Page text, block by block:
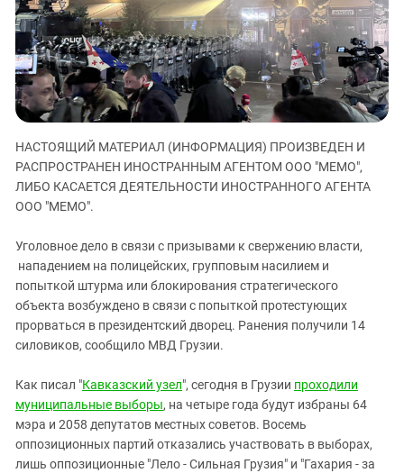
ЗАСТАВЛЯЕТ
КАВКАЗ ЗА ПАЛЕСТИНУ
ИНАКОМЫСЛИЕ В ЧЕЧНЕ
ПРЕСЛЕДОВАНИЕ АКТИВИСТОВ
МОБИЛИЗАЦИЯ И ПРОТЕСТЫ
Дагестан
Ингушетия
Кабардино-Балкария
Калмыкия
Карачаево-Черкесия
Краснодарский край
Нагорный Карабах
Российская Федерация
Северная Осетия - Алания
СКФО
Ставропольский край
Чечня
Южная Осетия
Южный Кавказ
ЮФО
НАСТОЯЩИЙ МАТЕРИАЛ (ИНФОРМАЦИЯ) ПРОИЗВЕДЕН И
РАСПРОСТРАНЕН ИНОСТРАННЫМ АГЕНТОМ ООО "МЕМО",
ЛИБО КАСАЕТСЯ ДЕЯТЕЛЬНОСТИ ИНОСТРАННОГО АГЕНТА
ООО "МЕМО".
Уголовное дело в связи с призывами к свержению власти,
нападением на полицейских, групповым насилием и
попыткой штурма или блокирования стратегического
объекта возбуждено в связи с попыткой протестующих
прорваться в президентский дворец. Ранения получили 14
силовиков, сообщило МВД Грузии.
Как писал "Кавказский узел", сегодня в Грузии проходили
муниципальные выборы, на четыре года будут избраны 64
мэра и 2058 депутатов местных советов. Восемь
оппозиционных партий отказались участвовать в выборах,
лишь оппозиционные "Лело - Сильная Грузия" и "Гахария - за